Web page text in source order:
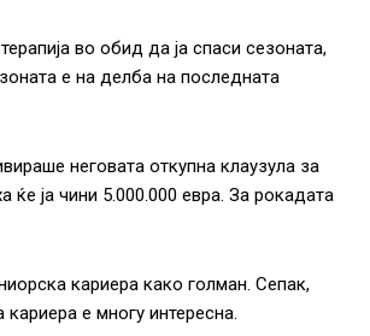
во обид да ја спаси сезоната,
е на делба на последната
неговата откупна клаузула за
ќе ја чини 5.000.000 евра. За рокадата
кариера како голман. Сепак,
е многу интересна.